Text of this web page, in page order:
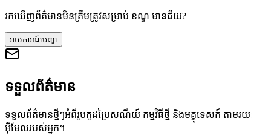
រកឃើញព័ត៌មានមិនត្រឹមត្រូវសម្រាប់ ខណ្ឌ មានជ័យ?
រាយការណ៍បញ្ហា
ទទួលព័ត៌មាន
ទទួលព័ត៌មានថ្មីៗអំពីរូបកូដប្រៃសណីយ៍ កម្មវិធីថ្មី និងមគ្គុទេសក៍ តាមរយៈ
អ៊ីមែលរបស់អ្នក។